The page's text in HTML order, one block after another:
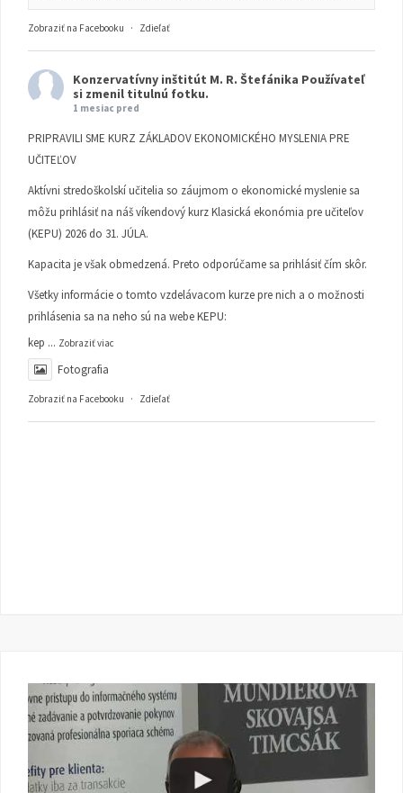
Zobraziť na Facebooku · Zdieľať
Konzervatívny inštitút M. R. Štefánika Používateľ
si zmenil titulnú fotku.
1 mesiac pred
PRIPRAVILI SME KURZ ZÁKLADOV EKONOMICKÉHO MYSLENIA PRE
UČITEĽOV
Aktívni stredoškolskí učitelia so záujmom o ekonomické myslenie sa
môžu prihlásiť na náš víkendový kurz Klasická ekonómia pre učiteľov
(KEPU) 2026 do 31. JÚLA.
Kapacita je však obmedzená. Preto odporúčame sa prihlásiť čím skôr.
Všetky informácie o tomto vzdelávacom kurze pre nich a o možnosti
prihlásenia sa na neho sú na webe KEPU:
kep ... Zobraziť viac
Fotografia
Zobraziť na Facebooku · Zdieľať